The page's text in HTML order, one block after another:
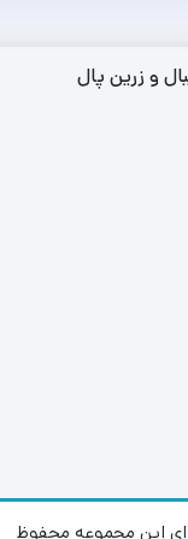
و زرین پال
این مجموعه محفوظ